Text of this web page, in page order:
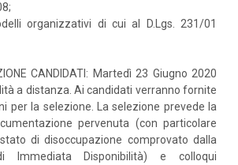
organizzativi di cui al D.Lgs. 231/01
CANDIDATI: Martedì 23 Giugno 2020
a distanza. Ai candidati verranno fornite
per la selezione. La selezione prevede la
pervenuta (con particolare
di disoccupazione comprovato dalla
Immediata Disponibilità) e colloqui